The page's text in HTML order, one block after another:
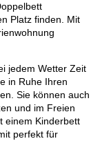
Platz finden. Mit
jedem Wetter Zeit
in Ruhe Ihren
Sie können auch
und im Freien
einem Kinderbett
perfekt für